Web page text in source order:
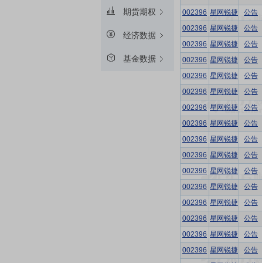
期货期权
经济数据
基金数据
002396 星网锐捷 公告
002396 星网锐捷 公告
002396 星网锐捷 公告
002396 星网锐捷 公告
002396 星网锐捷 公告
002396 星网锐捷 公告
002396 星网锐捷 公告
002396 星网锐捷 公告
002396 星网锐捷 公告
002396 星网锐捷 公告
002396 星网锐捷 公告
002396 星网锐捷 公告
002396 星网锐捷 公告
002396 星网锐捷 公告
002396 星网锐捷 公告
002396 星网锐捷 公告